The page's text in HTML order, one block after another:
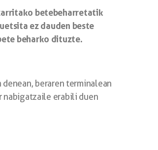
betebeharretatik
ez dauden beste
beharko dituzte.
beraren terminalean
nabigatzaile erabili duen